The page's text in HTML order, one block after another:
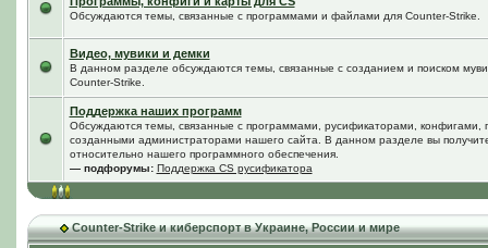
Обсуждаются темы, связанные с программами и файлами для Counter-Strike.
Видео, мувики и демки
В данном разделе обсуждаются темы, связанные с созданием и поиском
Counter-Strike.
Поддержка наших программ
Обсуждаются темы, связанные с программами, русификаторами, конфигами,
созданными администраторами нашего сайта. В данном разделе вы
относительно нашего программного обеспечения.
— подфорумы: Поддержка CS русификатора
Counter-Strike и киберспорт в Украине, России и мире